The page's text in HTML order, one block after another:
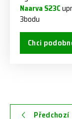
Naarva S23C
3bodu
Chci
Předchozí